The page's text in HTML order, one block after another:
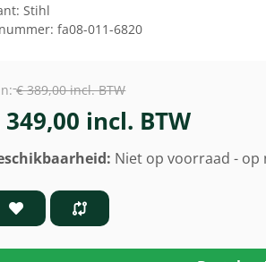
Stihl
fa08-011-6820
€ 389,00 incl. BTW
349,00 incl. BTW
Niet op voorraad - op